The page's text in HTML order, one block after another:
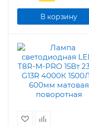
В корзину